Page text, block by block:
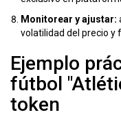
Monitorear y ajustar:
volatilidad del precio y
Ejemplo
fútbol
token